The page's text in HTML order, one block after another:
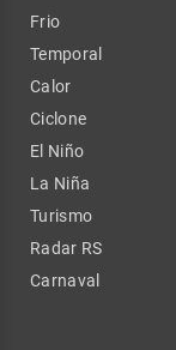
Frio
Temporal
Calor
Ciclone
El Niño
La Niña
Turismo
Radar RS
Carnaval